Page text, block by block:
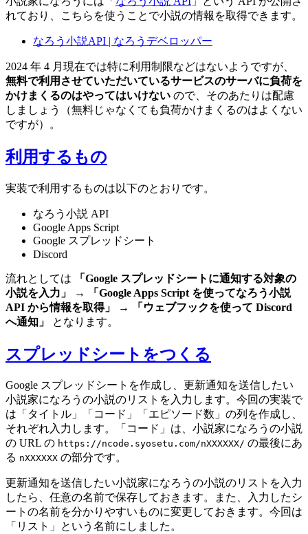
れており、こちらを使うことで小説の情報を取得できます。
なろう小説API | なろうデベロッパー
2024 年 4 月現在では特に利用制限などはないようですが、
無料で利用させていただいているサービスのサーバに負荷を
かけまくるのはやってはいけない ので、そのあたりは配慮
しましょう（無料じゃなくても負荷かけまくるのはよくない
ですが）。
利用するもの
実装で利用するものは以下のとおりです。
なろう小説 API
Google Apps Script
Google スプレッドシート
Discord
流れとしては
「Google スプレッドシートに通知する対象の
小説を入力」
→
「Google Apps Script を使ってなろう小説
API から情報を取得」
→
「ウェブフックを使って Discord
へ通知」
となります。
スプレッドシートをつくる
Google スプレッドシートを作成し、更新通知を送信したい
小説家になろうの小説のリストを入力します。今回の実装で
は「タイトル」「コード」「エピソード数」の列を作成し、
それぞれ入力します。「コード」は、小説家になろうの小説
の URL の https://ncode.syosetu.com/nXXXXXX/ の最後にあ
る nXXXXXX の部分です。
更新通知を送信したい小説家になろうの小説のリストを入力
したら、任意の名前で保存しておきます。また、入力したシ
ートの名前を分かりやすいものに変更しておきます。今回は
「リスト」という名前にしました。